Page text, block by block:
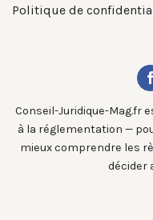
Politique de
Conseil-Juridique-Mag.fr
à la réglementation —
mieux comprendre les
décider